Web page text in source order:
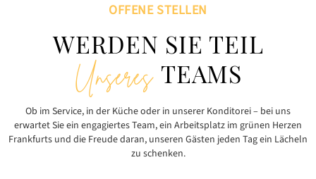
OFFENE STELLEN
WERDEN SIE TEIL
Unseres TEAMS
Ob im Service, in der Küche oder in unserer Konditorei – bei uns
erwartet Sie ein engagiertes Team, ein Arbeitsplatz im grünen Herzen
Frankfurts und die Freude daran, unseren Gästen jeden Tag ein Lächeln
zu schenken.